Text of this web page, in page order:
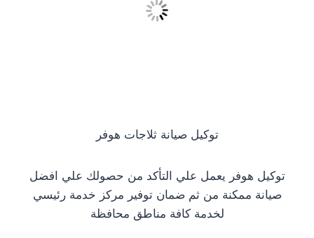
توكيل صيانة ثلاجات هوفر
توكيل هوفر يعمل علي التأكد من حصولك علي افضل
صيانة ممكنة من ثم ضمان توفير مركز خدمة رئيسي
لخدمة كافة مناطق محافظة